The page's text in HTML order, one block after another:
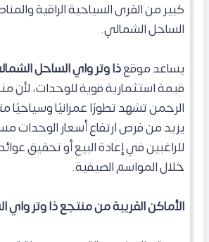
كبير من القرى السياحية الراقية
الساحل الشمالي.
يساعد موقعذا وتر واي الساحل
قيمة استثمارية قوية للوحدات،
الرحمن تشهد تطورًا عمرانيًا وسياحيًا
يزيد من فرص ارتفاع أسعار الوحدات
للراغبين في إعادة البيع أو تحقيق
خلال المواسم الصيفية.
الأماكن القريبة من منتجع ذا وتر واي